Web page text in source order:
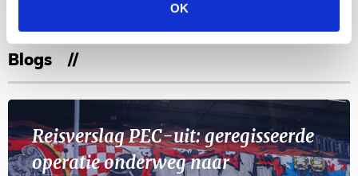
OK
Blogs
Reisverslag PEC-uit: geregisseerde
operatie onderweg naar